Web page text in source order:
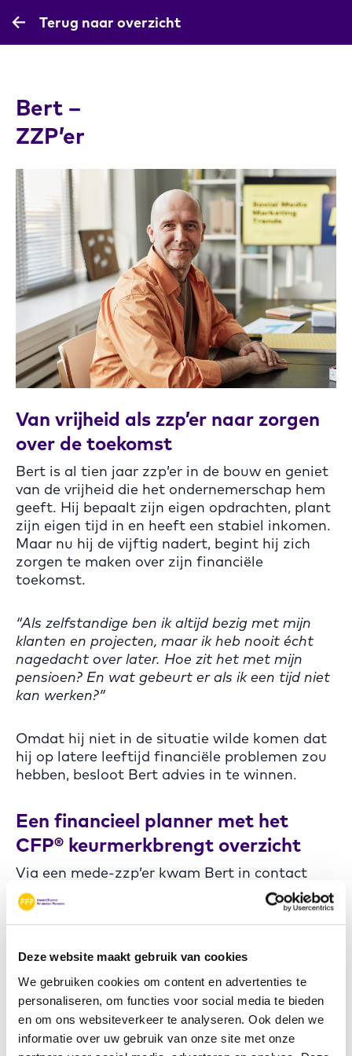
Deze website maakt gebruik van cookies
We gebruiken cookies om content en advertenties te
personaliseren, om functies voor social media te bieden
en om ons websiteverkeer te analyseren. Ook delen we
informatie over uw gebruik van onze site met onze
Terug naar overzicht
Bert –
ZZP’er
Van vrijheid als zzp’er naar zorgen
over de toekomst
Bert is al tien jaar zzp’er in de bouw en geniet
van de vrijheid die het ondernemerschap hem
geeft. Hij bepaalt zijn eigen opdrachten, plant
zijn eigen tijd in en heeft een stabiel inkomen.
Maar nu hij de vijftig nadert, begint hij zich
zorgen te maken over zijn financiële
toekomst.
“Als zelfstandige ben ik altijd bezig met mijn
klanten en projecten, maar ik heb nooit écht
nagedacht over later. Hoe zit het met mijn
pensioen? En wat gebeurt er als ik een tijd niet
kan werken?”
Omdat hij niet in de situatie wilde komen dat
hij op latere leeftijd financiële problemen zou
hebben, besloot Bert advies in te winnen.
Een financieel planner met het
CFP® keurmerkbrengt overzicht
Via een mede-zzp’er kwam Bert in contact
met een CERTIFIED FINANCIAL PLANNER
professional.
“Ik had geen idee waar ik moest beginnen,
inzicht te krijgen in mijn situatie.”
Ze bespraken onder andere zijn
pensioenopbouw, belastingvoordelen en